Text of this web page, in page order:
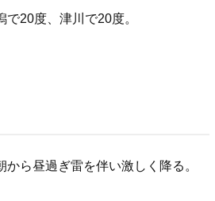
で20度、津川で20度。
ら昼過ぎ雷を伴い激しく降る。